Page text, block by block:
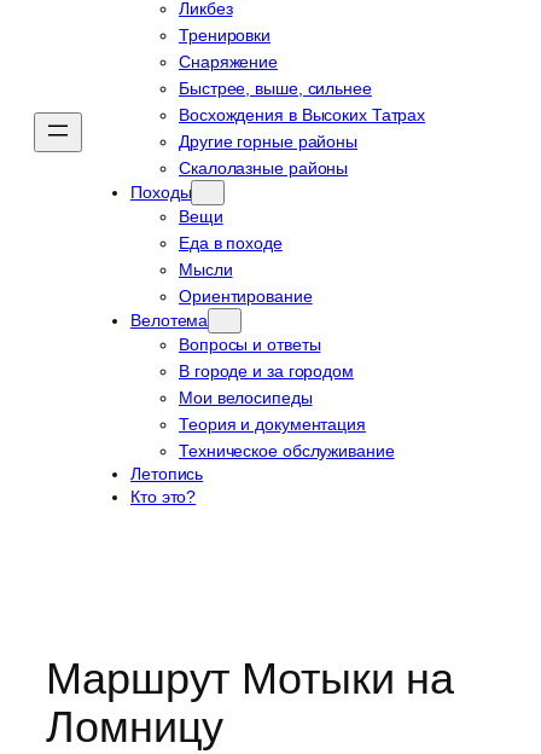
Ликбез
Тренировки
Снаряжение
Быстрее, выше, сильнее
Восхождения в Высоких Татрах
Другие горные районы
Скалолазные районы
Походы
Вещи
Еда в походе
Мысли
Ориентирование
Велотема
Вопросы и ответы
В городе и за городом
Мои велосипеды
Теория и документация
Техническое обслуживание
Летопись
Кто это?
Маршрут Мотыки на
Ломницу